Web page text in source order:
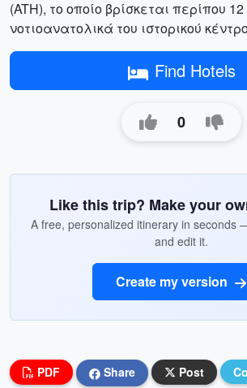
(ATH), το οποίο βρίσκεται περίπου
νοτιοανατολικά του ιστορικού
Find Hotels
0
Like this trip? Make your
A free, personalized itinerary in seconds
and edit it.
Create my version
PDF Share Post